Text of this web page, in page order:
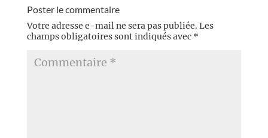
Poster le commentaire
Votre adresse e-mail ne sera pas publiée. Les
champs obligatoires sont indiqués avec *